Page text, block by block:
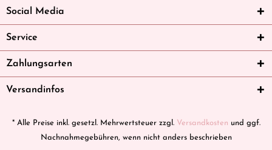
Social Media
Service
Zahlungsarten
Versandinfos
* Alle Preise inkl. gesetzl. Mehrwertsteuer zzgl. Versandkosten und ggf.
Nachnahmegebühren, wenn nicht anders beschrieben